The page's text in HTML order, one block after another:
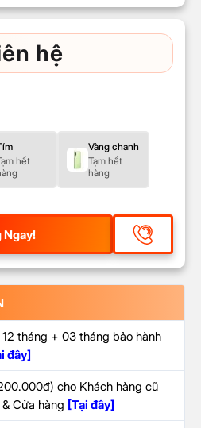
hệ
hết
Vàng chanh
Tạm hết
hàng
Ngay!
tháng + 03 tháng bảo hành
đây]
cho Khách hàng cũ
Cửa hàng [Tại đây]